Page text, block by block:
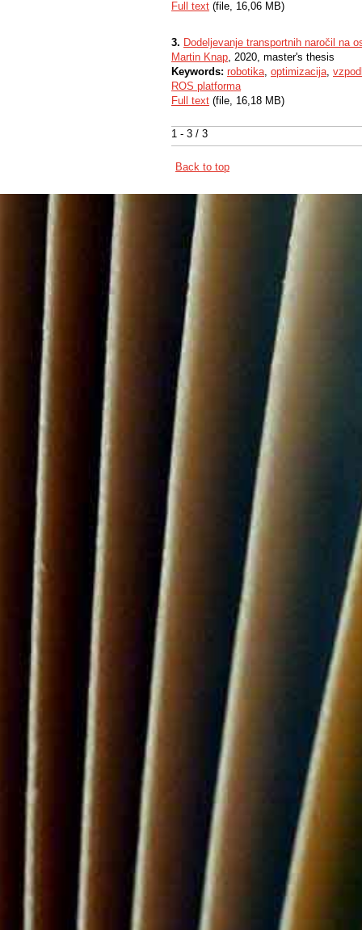
1 - 3 / 3
Full text (file, 16,06 MB)
3. Dodeljevanje transportnih naročil na
Martin Knap, 2020, master's thesis
Keywords: robotika, optimizacija,
ROS platforma
Full text (file, 16,18 MB)
Back to top